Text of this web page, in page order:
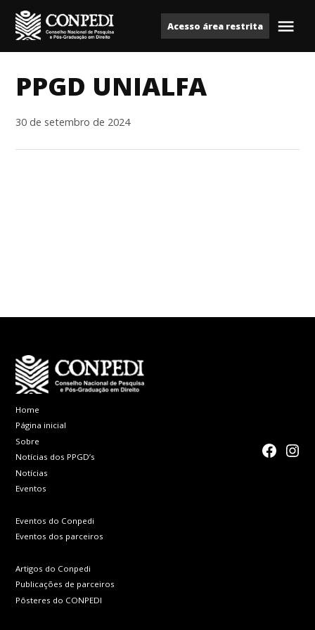
para
o
ConpediAcesso área restrita
PPGD UNIALFA
30 de setembro de 2024
Home
Página inicial
Sobre
Notícias dos PPGD’s
Notícias
Eventos
Eventos do Conpedi
Eventos dos parceiros
Artigos do Conpedi
Publicações de parceiros
Pôsteres do CONPEDI